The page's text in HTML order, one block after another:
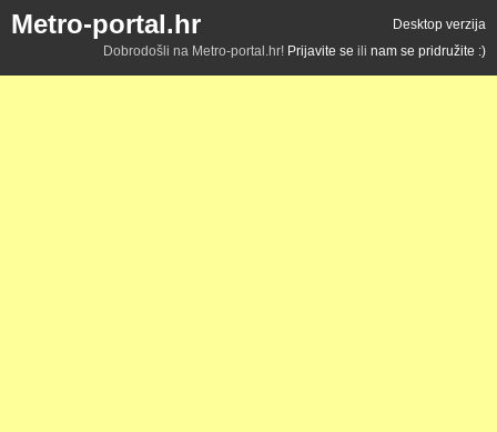
Metro-portal.hr
Desktop verzija
Dobrodošli na Metro-portal.hr! Prijavite se ili nam se pridružite :)